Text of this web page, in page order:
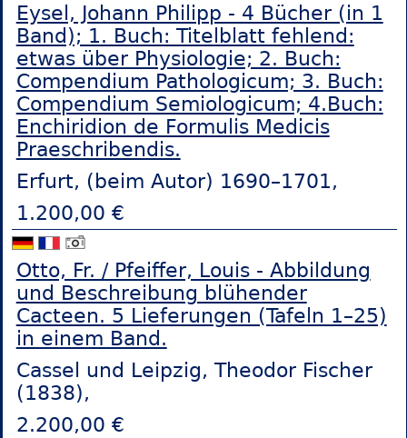
Eysel, Johann Philipp - 4 Bücher (in 1
Band); 1. Buch: Titelblatt fehlend:
etwas über Physiologie; 2. Buch:
Compendium Pathologicum; 3. Buch:
Compendium Semiologicum; 4.Buch:
Enchiridion de Formulis Medicis
Praeschribendis.
Erfurt, (beim Autor) 1690–1701,
1.200,00 €
Otto, Fr. / Pfeiffer, Louis - Abbildung
und Beschreibung blühender
Cacteen. 5 Lieferungen (Tafeln 1–25)
in einem Band.
Cassel und Leipzig, Theodor Fischer
(1838),
2.200,00 €